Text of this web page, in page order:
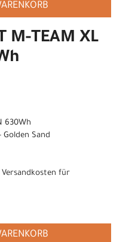
M-TEAM XL
630Wh
Golden Sand
Versandkosten für